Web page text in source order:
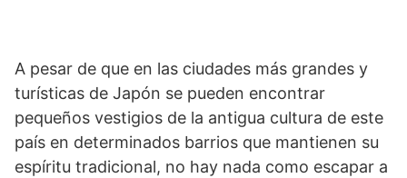
A pesar de que en las ciudades más grandes y
turísticas de Japón se pueden encontrar
pequeños vestigios de la antigua cultura de este
país en determinados barrios que mantienen su
espíritu tradicional, no hay nada como escapar a